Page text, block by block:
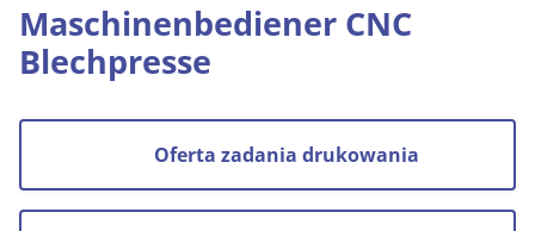
Maschinenbediener CNC
Blechpresse
Oferta zadania drukowania